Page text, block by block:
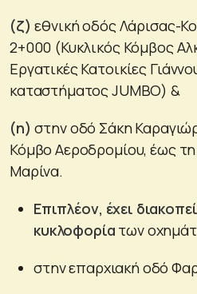
(ζ) εθνική οδός Λάρισας-
2+000 (Κυκλικός Κόμβος
Εργατικές Κατοικίες
καταστήματος JUMBO) &
(η) στην οδό Σάκη
Κόμβο Αεροδρομίου, έως
Μαρίνα.
Επιπλέον, έχει
κυκλοφορία των
στην επαρχιακή οδό